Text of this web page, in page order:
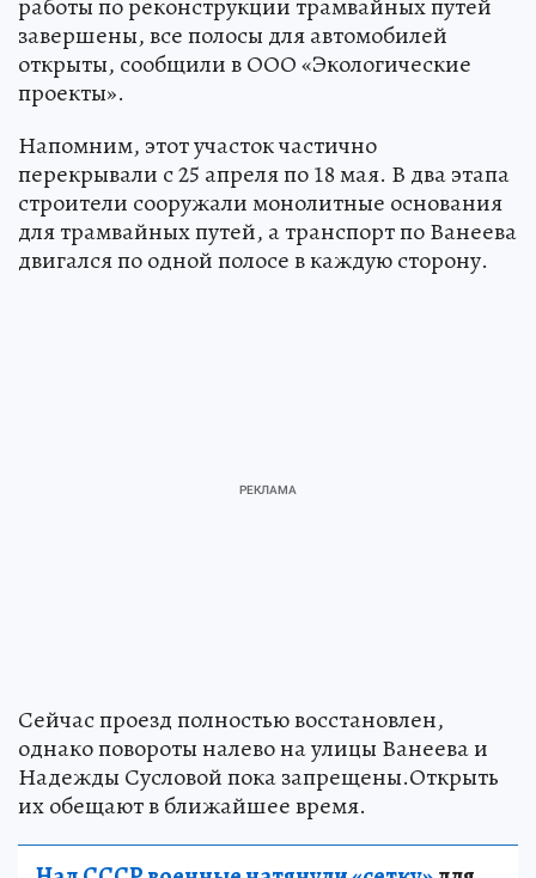
завершены, все полосы для автомобилей
открыты, сообщили в ООО «Экологические
проекты».
Напомним, этот участок частично
перекрывали с 25 апреля по 18 мая. В два этапа
строители сооружали монолитные основания
для трамвайных путей, а транспорт по Ванеева
двигался по одной полосе в каждую сторону.
Сейчас проезд полностью восстановлен,
однако повороты налево на улицы Ванеева и
Надежды Сусловой пока запрещены.Открыть
их обещают в ближайшее время.